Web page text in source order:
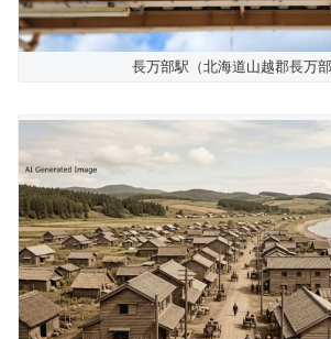
長万部駅（北海道山越郡長万部